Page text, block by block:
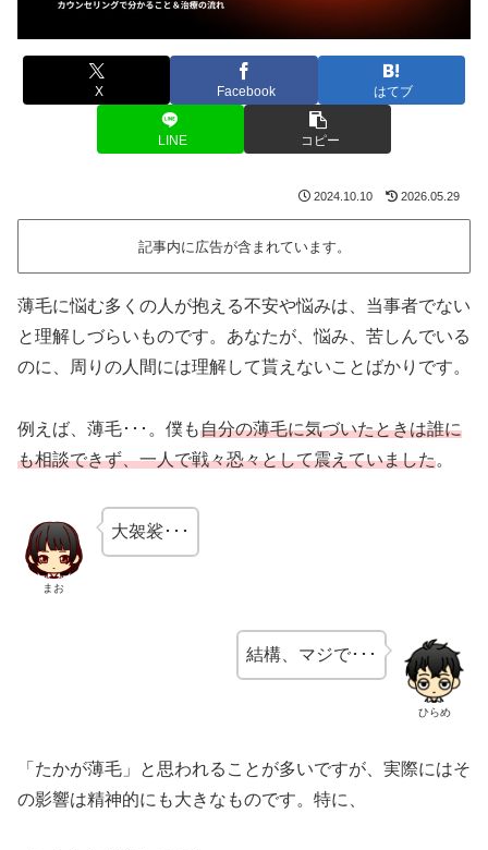
X Facebook はてブ
LINE コピー
2024.10.10 2026.05.29
記事内に広告が含まれています。
薄毛に悩む多くの人が抱える不安や悩みは、当事者でない
と理解しづらいものです。あなたが、悩み、苦しんでいる
のに、周りの人間には理解して貰えないことばかりです。
例えば、薄毛･･･。僕も自分の薄毛に気づいたときは誰に
も相談できず、一人で戦々恐々として震えていました。
まお
大袈裟･･･
ひらめ
結構、マジで･･･
「たかが薄毛」と思われることが多いですが、実際にはそ
の影響は精神的にも大きなものです。特に、